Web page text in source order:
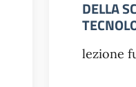
DELLA
lezione